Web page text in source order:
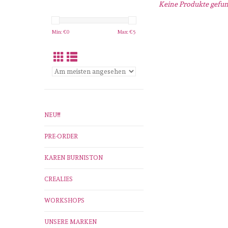
Min: €0 Max: €5
NEU!!!
PRE-ORDER
KAREN BURNISTON
CREALIES
WORKSHOPS
UNSERE MARKEN
Keine Produkte